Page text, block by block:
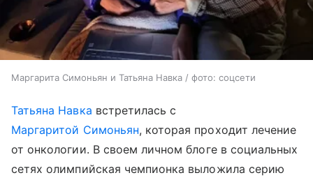
Маргарита Симоньян и Татьяна Навка / фото: соцсети
Татьяна Навка встретилась с
Маргаритой Симоньян, которая проходит лечение
от онкологии. В своем личном блоге в социальных
сетях олимпийская чемпионка выложила серию